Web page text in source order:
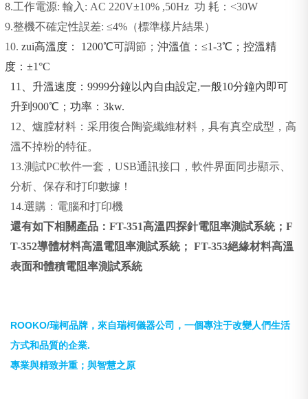
8.工作電源: 輸入: AC 220V±10% ,50Hz 功 耗：<30W
9.整機不確定性誤差: ≤4% （標準樣片結果）
10. zui高溫度： 1200℃可調節；沖溫值：≤1-3℃；控溫精
度：±1°C
11、升溫速度：9999分鐘以內自由設定,一般10分鐘內即可
升到900℃；功率：3kw.
12、爐膛材料：采用復合陶瓷纖維材料，具有真空成型，高
溫不掉粉的特征。
13.測試PC軟件一套 ，USB通訊接口，軟件界面同步顯示、
分析、保存和打印數據！
14.選購：電腦和打印機
還有如下相關產品：FT-351高溫四探針電阻率測試系統；F
T-352導體材料高溫電阻率測試系統；
FT-353絕緣材料高溫
表面和體積電阻率測試系統
ROOKO/瑞柯品牌，來自瑞柯儀器公司，一個專注于改變人們生活
方式和品質的企業.
專業與精致并重；與智慧之原